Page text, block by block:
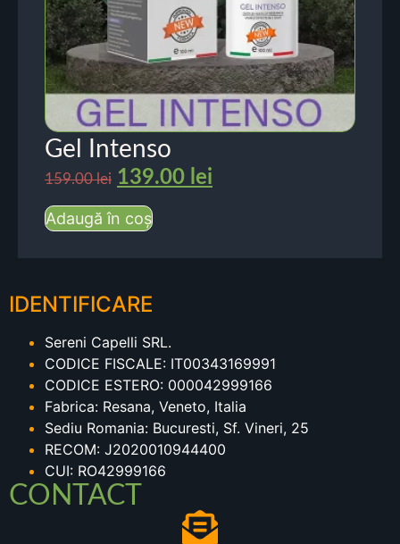
Gel Intenso
159.00lei 139.00 lei
Adaugă în coș
IDENTIFICARE
Sereni Capelli SRL.
CODICE FISCALE: IT00343169991
CODICE ESTERO: 000042999166
Fabrica: Resana, Veneto, Italia
Sediu Romania: Bucuresti, Sf. Vineri, 25
RECOM: J2020010944400
CUI: RO42999166
CONTACT